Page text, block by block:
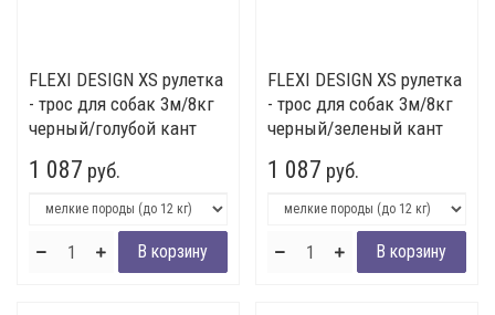
FLEXI DESIGN ХS рулетка
- трос для собак 3м/8кг
черный/голубой кант
1 087 руб.
FLEXI DESIGN ХS рулетка
- трос для собак 3м/8кг
черный/зеленый кант
1 087 руб.